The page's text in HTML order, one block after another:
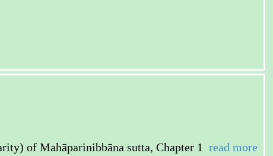
of Mahāparinibbāna sutta, Chapter 1 read more